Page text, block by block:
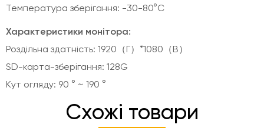
Температура зберігання: -30-80°C
Характеристики монітора:
Роздільна здатність: 1920（Г）*1080（В）
SD-карта-зберігання: 128G
Кут огляду: 90 ° ~ 190 °
Схожі товари